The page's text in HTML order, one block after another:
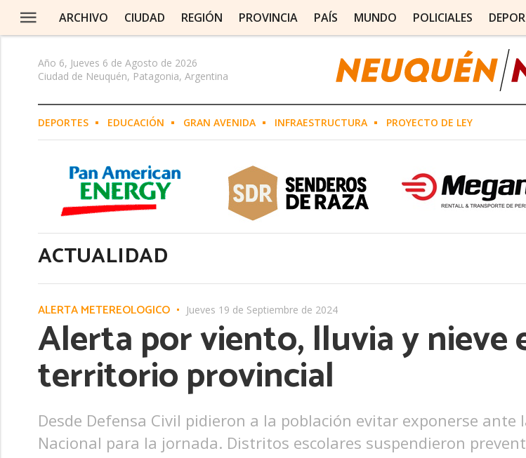
ARCHIVO CIUDAD REGIÓN PROVINCIA PAÍS MUNDO POLICIALES
Año 6, Jueves 6 de Agosto de 2026
Ciudad de Neuquén, Patagonia, Argentina
Y ALTO VALLE
NEUQUINO
Ver más
DEPORTES EDUCACIÓN GRAN AVENIDA INFRAESTRUCTURA PROYECTO DE LEY
ACTUALIDAD
ALERTA METEREOLÓGICO Jueves 19 de Septiembre de 2024
Alerta por viento, lluvia y nieve
territorio provincial
Desde Defensa Civil pidieron a la población evitar exponerse
Nacional para la jornada. Distritos escolares suspendieron